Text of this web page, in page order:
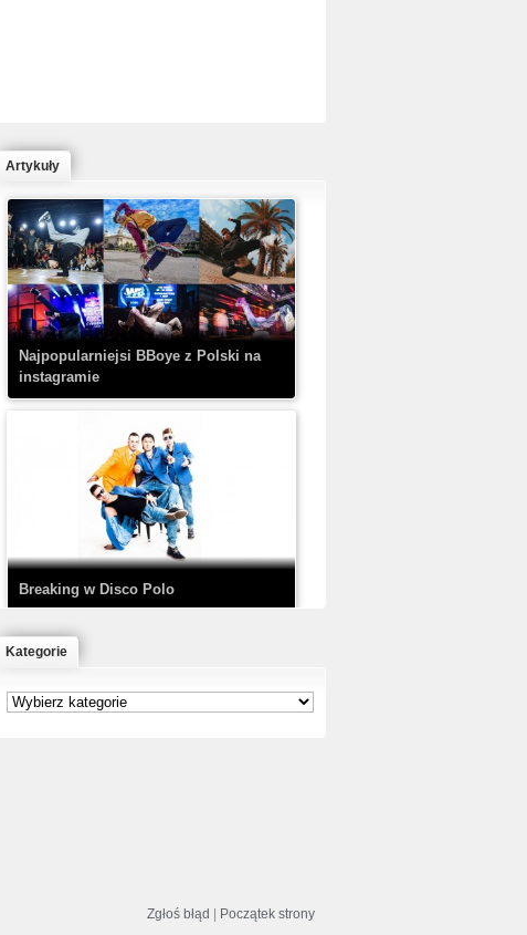
Kaczorex w najnowszym klipie: HRYPA
– Kobieta z walizką
TEDE & SIR MICH - KICKDOWN /
DISCO NOIR
Prod. Chubeats, Scratch:…
Artykuły
Najpopularniejsi BBoye z Polski na
instagramie
Breaking w Disco Polo
Kategorie
Zgłoś błąd Początek strony